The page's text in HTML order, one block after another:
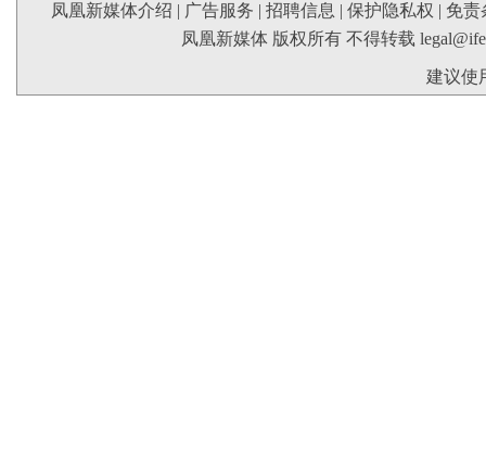
凤凰新媒体介绍 | 广告服务 | 招聘信息 | 保护隐私权 | 免责
凤凰新媒体 版权所有 不得转载
建议使